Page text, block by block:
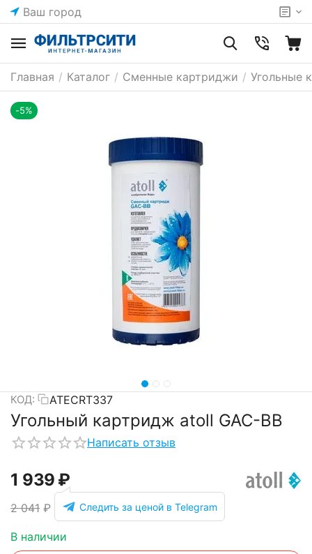
Ваш город
Главная / Каталог / Сменные картриджи / Угольные
-5%
КОД: ATECRT337
Угольный картридж atoll GAC-BB
Написать отзыв
1 939 ₽
2 041 ₽ Следить за ценой в Telegram
В наличии